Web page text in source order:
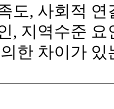
도, 사회적
, 지역수준
한 차이가 있